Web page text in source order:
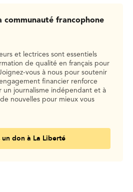
communauté francophone
et lectrices sont essentiels
de qualité en français pour
vous à nous pour soutenir
financier renforce
un journalisme indépendant et à
nouvelles pour mieux vous
un don à La Liberté